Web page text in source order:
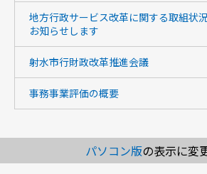
地方行政サービス改革に関する取組状
お知らせします
射水市行財政改革推進会議
事務事業評価の概要
パソコン版の表示に変